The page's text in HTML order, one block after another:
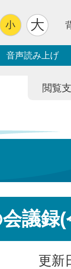
音声読み上げ
閲覧
議録
更新